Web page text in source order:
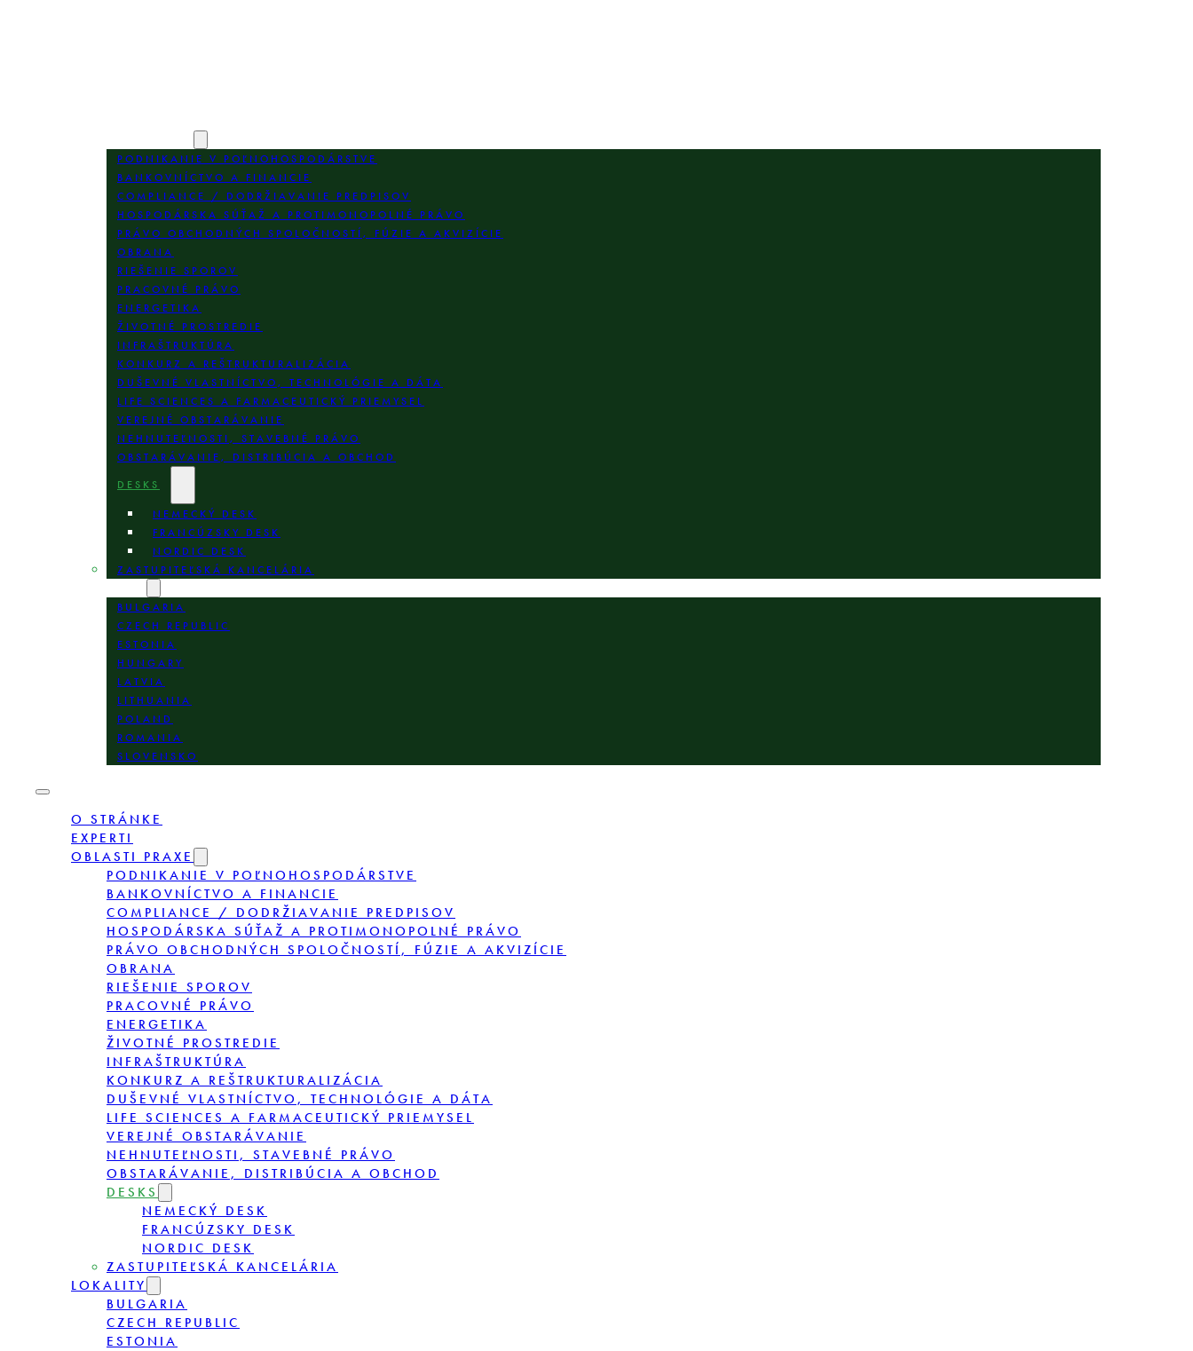
PODNIKANIE V POĽNOHOSPODÁRSTVE
BANKOVNÍCTVO A FINANCIE
COMPLIANCE / DODRŽIAVANIE PREDPISOV
HOSPODÁRSKA SÚŤAŽ A PROTIMONOPOLNÉ PRÁVO
PRÁVO OBCHODNÝCH SPOLOČNOSTÍ, FÚZIE A AKVIZÍCIE
OBRANA
RIEŠENIE SPOROV
PRACOVNÉ PRÁVO
ENERGETIKA
ŽIVOTNÉ PROSTREDIE
INFRAŠTRUKTÚRA
KONKURZ A REŠTRUKTURALIZÁCIA
DUŠEVNÉ VLASTNÍCTVO, TECHNOLÓGIE A DÁTA
LIFE SCIENCES A FARMACEUTICKÝ PRIEMYSEL
VEREJNÉ OBSTARÁVANIE
NEHNUTEĽNOSTI, STAVEBNÉ PRÁVO
OBSTARÁVANIE, DISTRIBÚCIA A OBCHOD
DESKS
NEMECKÝ DESK
FRANCÚZSKY DESK
NORDIC DESK
ZASTUPITEĽSKÁ KANCELÁRIA
BULGARIA
CZECH REPUBLIC
ESTONIA
HUNGARY
LATVIA
LITHUANIA
POLAND
ROMANIA
SLOVENSKO
O STRÁNKE
EXPERTI
OBLASTI PRAXE
PODNIKANIE V POĽNOHOSPODÁRSTVE
BANKOVNÍCTVO A FINANCIE
COMPLIANCE / DODRŽIAVANIE PREDPISOV
HOSPODÁRSKA SÚŤAŽ A PROTIMONOPOLNÉ PRÁVO
PRÁVO OBCHODNÝCH SPOLOČNOSTÍ, FÚZIE A AKVIZÍCIE
OBRANA
RIEŠENIE SPOROV
PRACOVNÉ PRÁVO
ENERGETIKA
ŽIVOTNÉ PROSTREDIE
INFRAŠTRUKTÚRA
KONKURZ A REŠTRUKTURALIZÁCIA
DUŠEVNÉ VLASTNÍCTVO, TECHNOLÓGIE A DÁTA
LIFE SCIENCES A FARMACEUTICKÝ PRIEMYSEL
VEREJNÉ OBSTARÁVANIE
NEHNUTEĽNOSTI, STAVEBNÉ PRÁVO
OBSTARÁVANIE, DISTRIBÚCIA A OBCHOD
DESKS
NEMECKÝ DESK
FRANCÚZSKY DESK
NORDIC DESK
ZASTUPITEĽSKÁ KANCELÁRIA
LOKALITY
BULGARIA
CZECH REPUBLIC
ESTONIA